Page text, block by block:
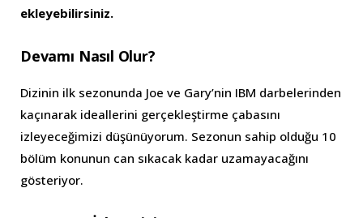
ekleyebilirsiniz.
Devamı Nasıl Olur?
Dizinin ilk sezonunda Joe ve Gary’nin IBM darbelerinden
kaçınarak ideallerini gerçekleştirme çabasını
izleyeceğimizi düşünüyorum. Sezonun sahip olduğu 10
bölüm konunun can sıkacak kadar uzamayacağını
gösteriyor.